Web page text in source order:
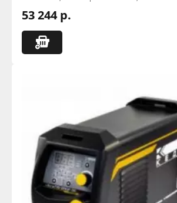
53 244 р.